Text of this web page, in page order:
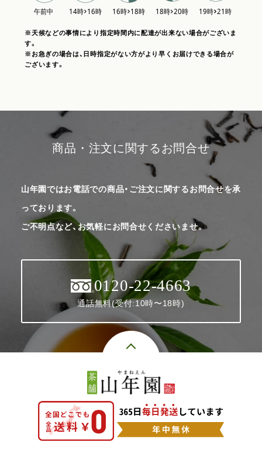
※天候などの事情により指定時間内に配達が出来ない場合がございま
す。
※お急ぎの場合は、日時指定がない方がより早くお届けできる場合が
ございます。
商品・注文に関するお問合せ
山年園ではお電話での商品・ご注文に関するお問合せを承
っております。
ご不明点など、お気軽にお問合せくださいませ。
0120-22-4663
通話無料(受付:10時〜18時)